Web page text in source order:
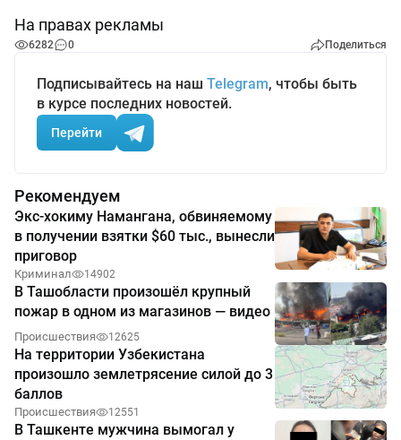
На правах рекламы
6282 0 Поделиться
Подписывайтесь на наш Telegram, чтобы быть
в курсе последних новостей.
Перейти
Рекомендуем
Экс-хокиму Намангана, обвиняемому
в получении взятки $60 тыс., вынесли
приговор
Криминал 14902
В Ташобласти произошёл крупный
пожар в одном из магазинов — видео
Происшествия 12625
На территории Узбекистана
произошло землетрясение силой до 3
баллов
Происшествия 12551
В Ташкенте мужчина вымогал у